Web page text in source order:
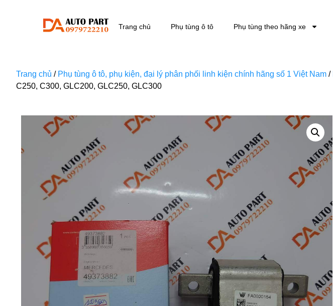
Trang chủ Phụ tùng ô tô Phụ tùng theo hãng xe
Trang chủ / Phụ tùng ô tô, phụ kiện, đại lý phân phối linh kiện chính hãng số 1 Việt Nam /
C250, C300, GLC200, GLC250, GLC300